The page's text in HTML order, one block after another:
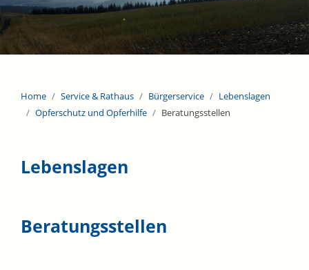
Home Service & Rathaus Bürgerservice
Lebenslagen
Opferschutz und Opferhilfe
Beratungsstellen
Lebenslagen
Beratungsstellen